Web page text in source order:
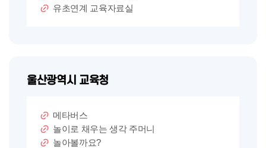
유초연계 교육자료실
울산광역시 교육청
메타버스
놀이로 채우는 생각 주머니
놀아볼까요?